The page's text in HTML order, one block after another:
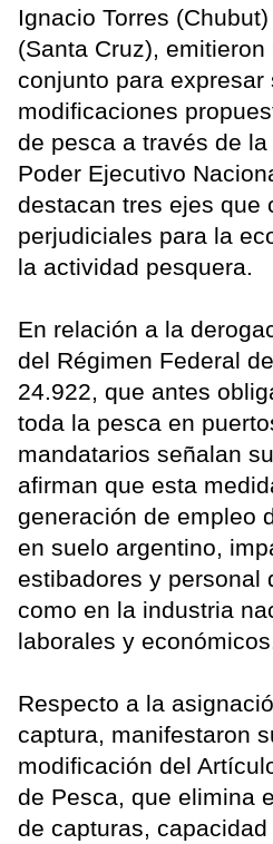
Ignacio Torres
(Santa Cruz),
conjunto para expresar
modificaciones
de pesca a través de
Poder Ejecutivo
destacan tres ejes que
perjudiciales para la
la actividad pesquera.
En relación a la
del Régimen Federal
24.922, que antes
toda la pesca en
mandatarios señalan
afirman que esta
generación de empleo
en suelo argentino,
estibadores y personal
como en la industria
laborales y
Respecto a la
captura, manifestaron
modificación del
de Pesca, que elimina
de capturas,